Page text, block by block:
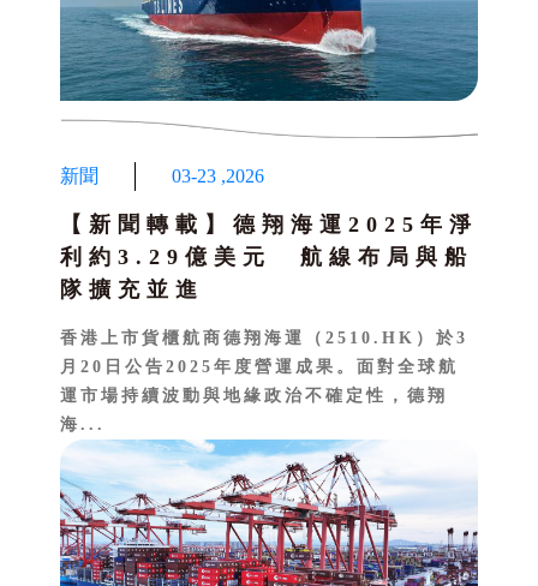
新聞 03-23 ,2026
【新聞轉載】德翔海運2025年淨
利約3.29億美元 航線布局與船
隊擴充並進
香港上市貨櫃航商德翔海運（2510.HK）於3
月20日公告2025年度營運成果。面對全球航
運市場持續波動與地緣政治不確定性，德翔
海...